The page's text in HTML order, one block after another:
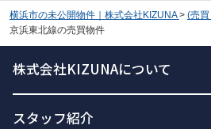
横浜市の未公開物件｜株式会社KIZUNA > (売
京浜東北線の売買物件
株式会社KIZUNAについて
スタッフ紹介